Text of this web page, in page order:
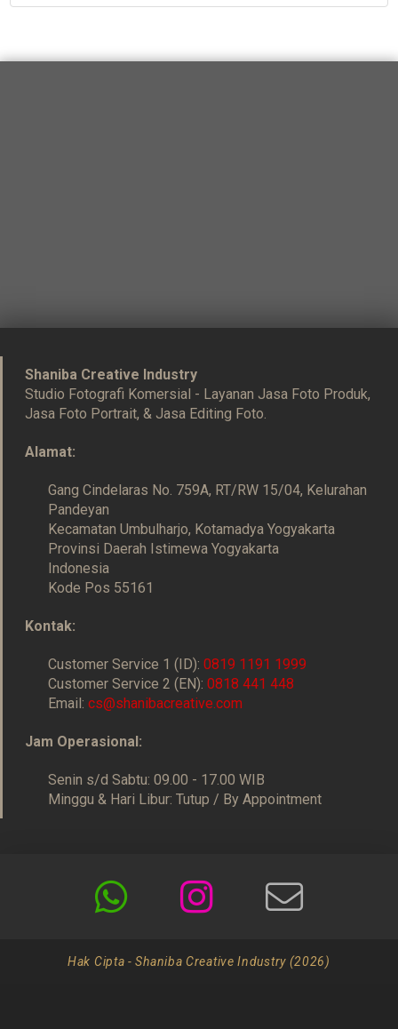
Shaniba Creative Industry
Studio Fotografi Komersial - Layanan Jasa Foto Produk,
Jasa Foto Portrait, & Jasa Editing Foto.
Alamat:
Gang Cindelaras No. 759A, RT/RW 15/04, Kelurahan
Pandeyan
Kecamatan Umbulharjo, Kotamadya Yogyakarta
Provinsi Daerah Istimewa Yogyakarta
Indonesia
Kode Pos 55161
Kontak:
Customer Service 1 (ID):0819 1191 1999
Customer Service 2 (EN):0818 441 448
Email:cs@shanibacreative.com
Jam Operasional:
Senin s/d Sabtu: 09.00 - 17.00 WIB
Minggu & Hari Libur: Tutup / By Appointment
Hak Cipta - Shaniba Creative Industry (2026)